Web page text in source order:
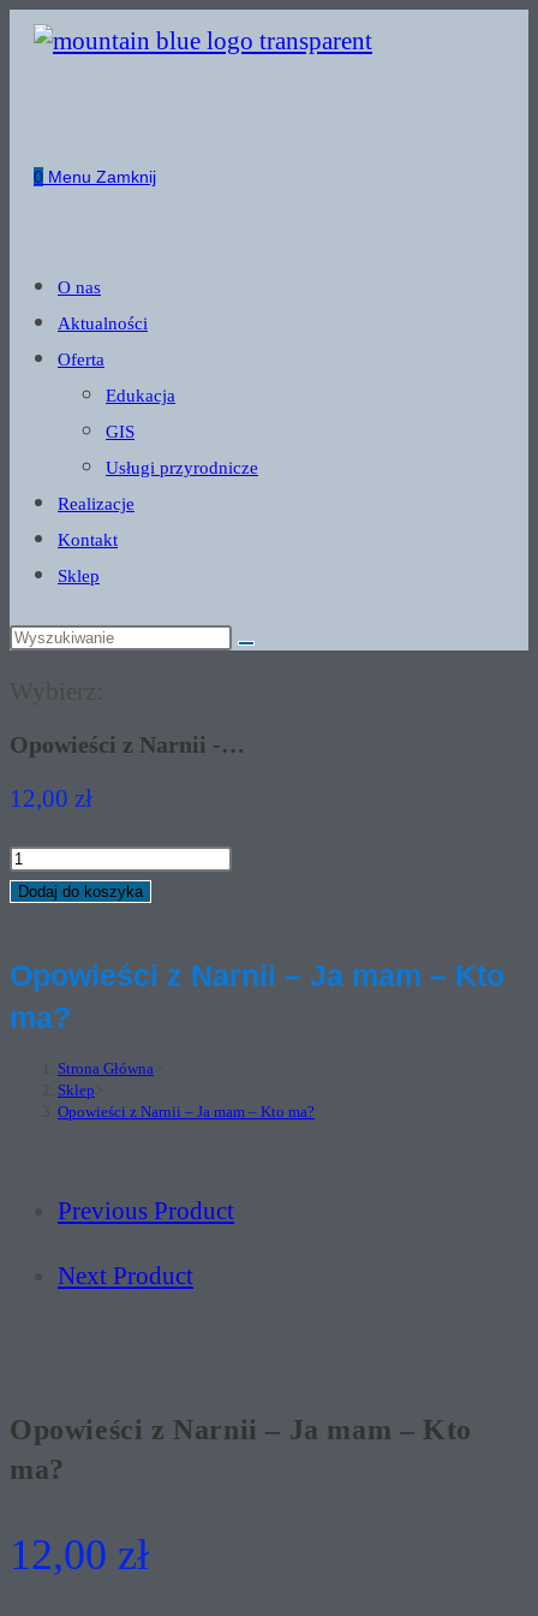
Skip
0 Menu Zamknij
O nas
Aktualności
Oferta
Edukacja
GIS
Usługi przyrodnicze
Realizacje
Kontakt
Sklep
Wybierz:
Opowieści z Narnii -…
12,00 zł
ilość
Opowieści
-
Ja
Dodaj do koszyka
Opowieści z Narnii – Ja mam – Kto
ma?
Strona Główna
Sklep
Opowieści z Narnii – Ja mam – Kto ma?
Previous Product
Next Product
Opowieści z Narnii – Ja mam – Kto
ma?
12,00 zł